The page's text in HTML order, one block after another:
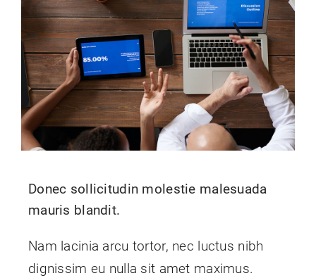
Donec sollicitudin molestie malesuada
mauris blandit.
Nam lacinia arcu tortor, nec luctus nibh
dignissim eu nulla sit amet maximus.